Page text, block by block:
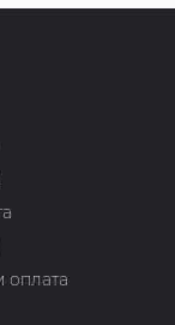
оплата